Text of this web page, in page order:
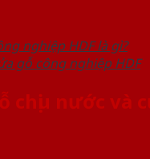
nghiệp HDF là gì?
gỗ công nghiệp HDF
chịu nước và